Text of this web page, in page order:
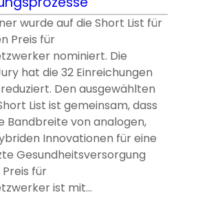
wurde auf die Short List für
Preis für
nominiert. Die
hat die 32 Einreichungen
Den ausgewählten
List ist gemeinsam, dass
Bandbreite von analogen,
Innovationen für eine
Gesundheitsversorgung
für
ist mit…